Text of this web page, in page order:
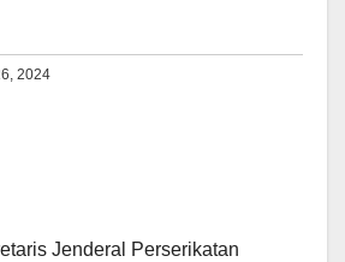
2024
Jenderal Perserikatan